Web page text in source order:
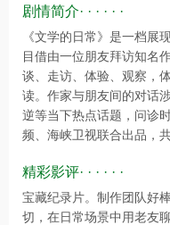
剧情简介· · · · · ·
《文学的日常》是一档展
目借由一位朋友拜访知名
谈、走访、体验、观察，
读。作家与朋友间的对话
逆等当下热点话题，问诊
频、海峡卫视联合出品，
精彩影评· · · · · ·
宝藏纪录片。制作团队好
切，在日常场景中用老友